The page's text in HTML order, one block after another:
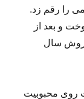
را رقم زد.
فروخت و بعد از
سال
دست روی محبوبیت